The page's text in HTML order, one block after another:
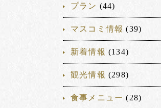
プラン (44)
マスコミ情報 (39)
新着情報 (134)
観光情報 (298)
食事メニュー (28)